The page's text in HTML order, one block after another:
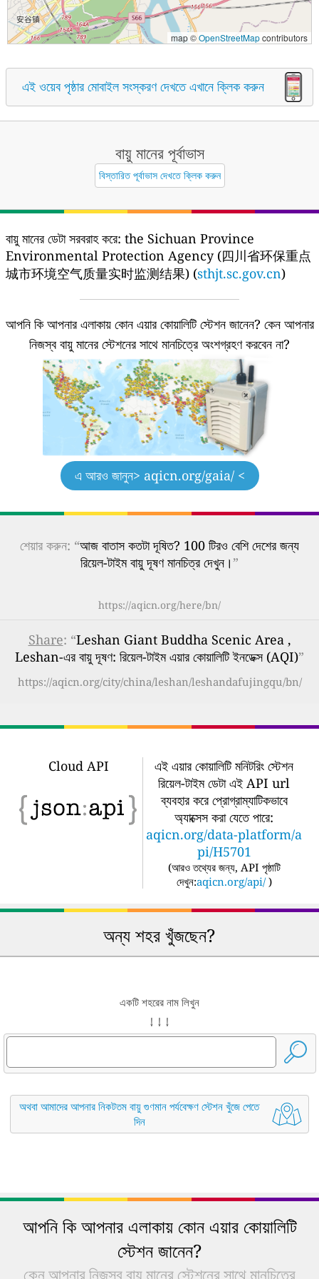
map ©OpenStreetMapcontributors
এই ওয়েব পৃষ্ঠার মোবাইল সংস্করণ দেখতে এখানে ক্লিক করুন
বায়ু মানের পূর্বাভাস
বিস্তারিত পূর্বাভাস দেখতে ক্লিক করুন
বায়ু মানের ডেটা সরবরাহ করে: the Sichuan Province
Environmental Protection Agency (四川省环保重点
城市环境空气质量实时监测结果) (sthjt.sc.gov.cn)
আপনি কি আপনার এলাকায় কোন এয়ার কোয়ালিটি স্টেশন জানেন? কেন আপনার
নিজস্ব বায়ু মানের স্টেশনের সাথে মানচিত্রে অংশগ্রহণ করবেন না?
এ আরও জানুন> aqicn.org/gaia/ <
শেয়ার করুন: “আজ বাতাস কতটা দূষিত? 100 টিরও বেশি দেশের জন্য
রিয়েল-টাইম বায়ু দূষণ মানচিত্র দেখুন।”
https://aqicn.org/here/bn/
Share: “Leshan Giant Buddha Scenic Area ,
Leshan-এর বায়ু দূষণ: রিয়েল-টাইম এয়ার কোয়ালিটি ইনডেক্স (AQI)”
https://aqicn.org/city/china/leshan/leshandafujingqu/bn/
Cloud API
এই এয়ার কোয়ালিটি মনিটরিং স্টেশন
রিয়েল-টাইম ডেটা এই API url
ব্যবহার করে প্রোগ্রাম্যাটিকভাবে
অ্যাক্সেস করা যেতে পারে:
aqicn.org/data-platform/a
pi/H5701
(আরও তথ্যের জন্য, API পৃষ্ঠাটি
দেখুন:aqicn.org/api/ )
অন্য শহর খুঁজছেন?
একটি শহরের নাম লিখুন
↓ ↓ ↓
অথবা আমাদের আপনার নিকটতম বায়ু গুণমান পর্যবেক্ষণ স্টেশন খুঁজে পেতে
দিন
আপনি কি আপনার এলাকায় কোন এয়ার কোয়ালিটি
স্টেশন জানেন?